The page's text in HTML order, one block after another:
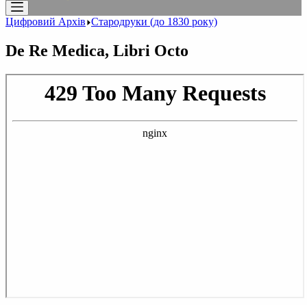
Цифровий Архів Стародруки (до 1830 року)
De Re Medica, Libri Octo